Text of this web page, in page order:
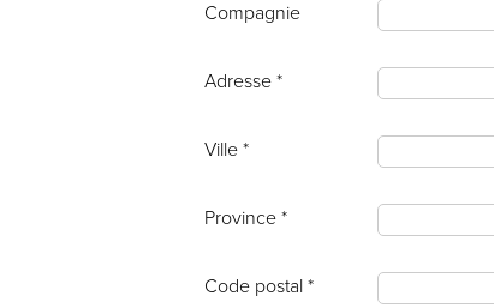
Compagnie
Adresse *
Ville *
Province *
Code postal *